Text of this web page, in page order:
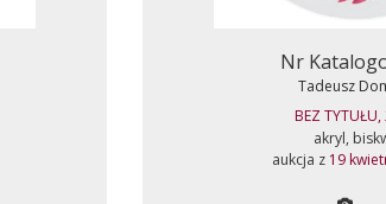
Nr
Tadeusz
BEZ
akryl,
aukcja z 19